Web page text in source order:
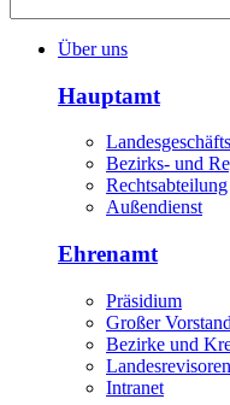
Über uns
Hauptamt
Bezirks- und
Rechtsabteilung
Außendienst
Ehrenamt
Präsidium
Großer Vorstand
Bezirke und
Landesrevisoren
Intranet